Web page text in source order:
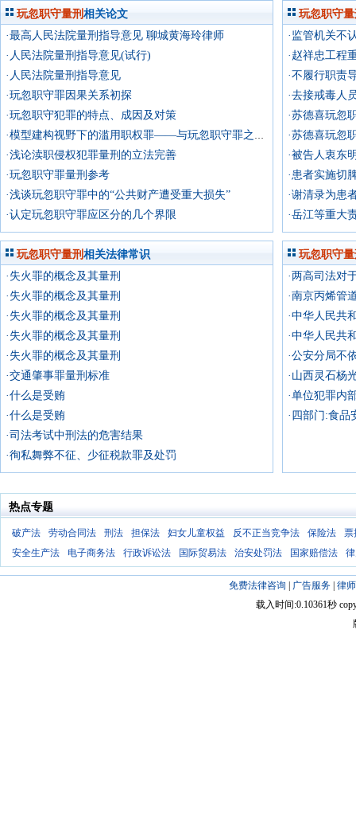
玩忽职守量刑 相关论文
·最高人民法院量刑指导意见 聊城黄海玲律师
·人民法院量刑指导意见(试行)
·人民法院量刑指导意见
·玩忽职守罪因果关系初探
·玩忽职守犯罪的特点、成因及对策
·模型建构视野下的滥用职权罪——与玩忽职守罪之区别
·浅论渎职侵权犯罪量刑的立法完善
·玩忽职守罪量刑参考
·浅谈玩忽职守罪中的“公共财产遭受重大损失”
·认定玩忽职守罪应区分的几个界限
玩忽职守
·不履行职责
·去接戒毒人
·苏德喜玩忽
·苏德喜玩忽
·被告人衷东
·患者实施切
·谢清录为患
玩忽职守量刑 相关法律常识
·失火罪的概念及其量刑
·失火罪的概念及其量刑
·失火罪的概念及其量刑
·失火罪的概念及其量刑
·失火罪的概念及其量刑
·交通肇事罪量刑标准
·什么是受贿
·什么是受贿
·司法考试中刑法的危害结果
·徇私舞弊不征、少征税款罪及处罚
玩忽职守
·两高司法对
·南京丙烯管
·中华人民共
·中华人民共
·公安分局不
·山西灵石杨
·单位犯罪内
·四部门:食品
热点专题
破产法 劳动合同法 刑法 担保法 妇女儿童权益 反不正当竞争法 保险法
票
安全生产法
电子商务法 行政诉讼法 国际贸易法 治安处罚法 国家赔偿法
免费法律咨询 广告服务| 律
载入时间:0.10361秒